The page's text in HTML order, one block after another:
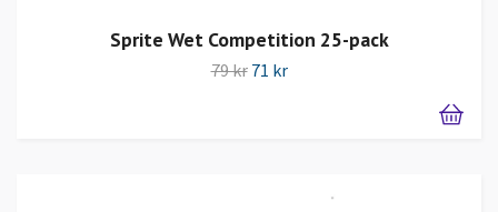
Sprite Wet Competition 25-pack
79 kr 71 kr